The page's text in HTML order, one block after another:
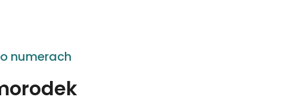
numerach